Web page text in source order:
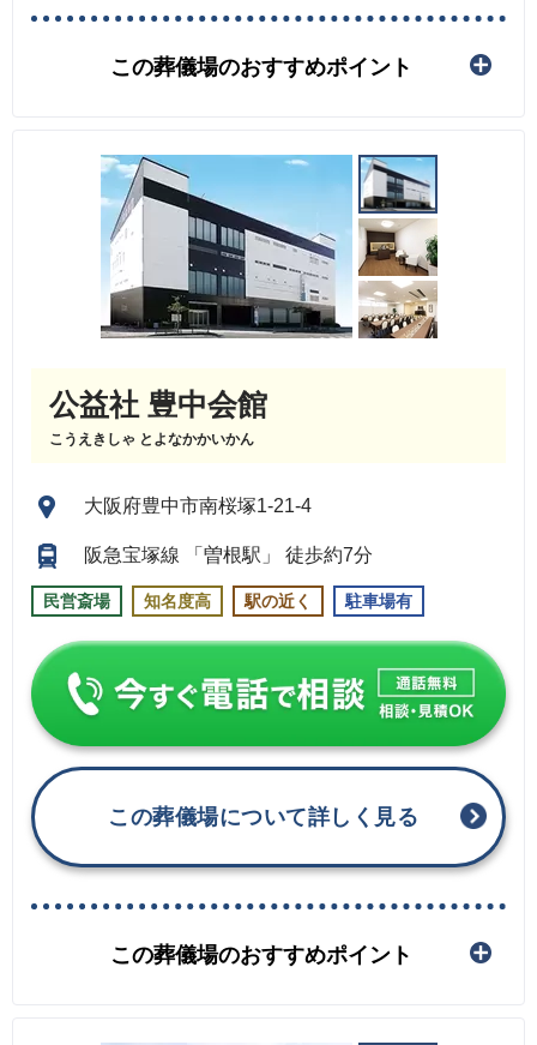
この葬儀場のおすすめポイント
公益社 豊中会館
こうえきしゃ とよなかかいかん
大阪府豊中市南桜塚1-21-4
阪急宝塚線 「曽根駅」 徒歩約7分
民営斎場 知名度高 駅の近く 駐車場有
この葬儀場について詳しく見る
この葬儀場のおすすめポイント